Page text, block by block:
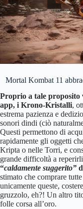
Mortal Kombat 11
Proprio a tale proposito
app, i Krono-Kristalli,
estrema pazienza e
sonori dindi (ciò
Questi permettono di
rapidamente gli oggetti
Kripta o nelle Torri, e
grande difficoltà a
“caldamente suggerito”
stimato che comprare
unicamente queste,
gruzzolo, eh?! Un altro
folle corsa all’oro.